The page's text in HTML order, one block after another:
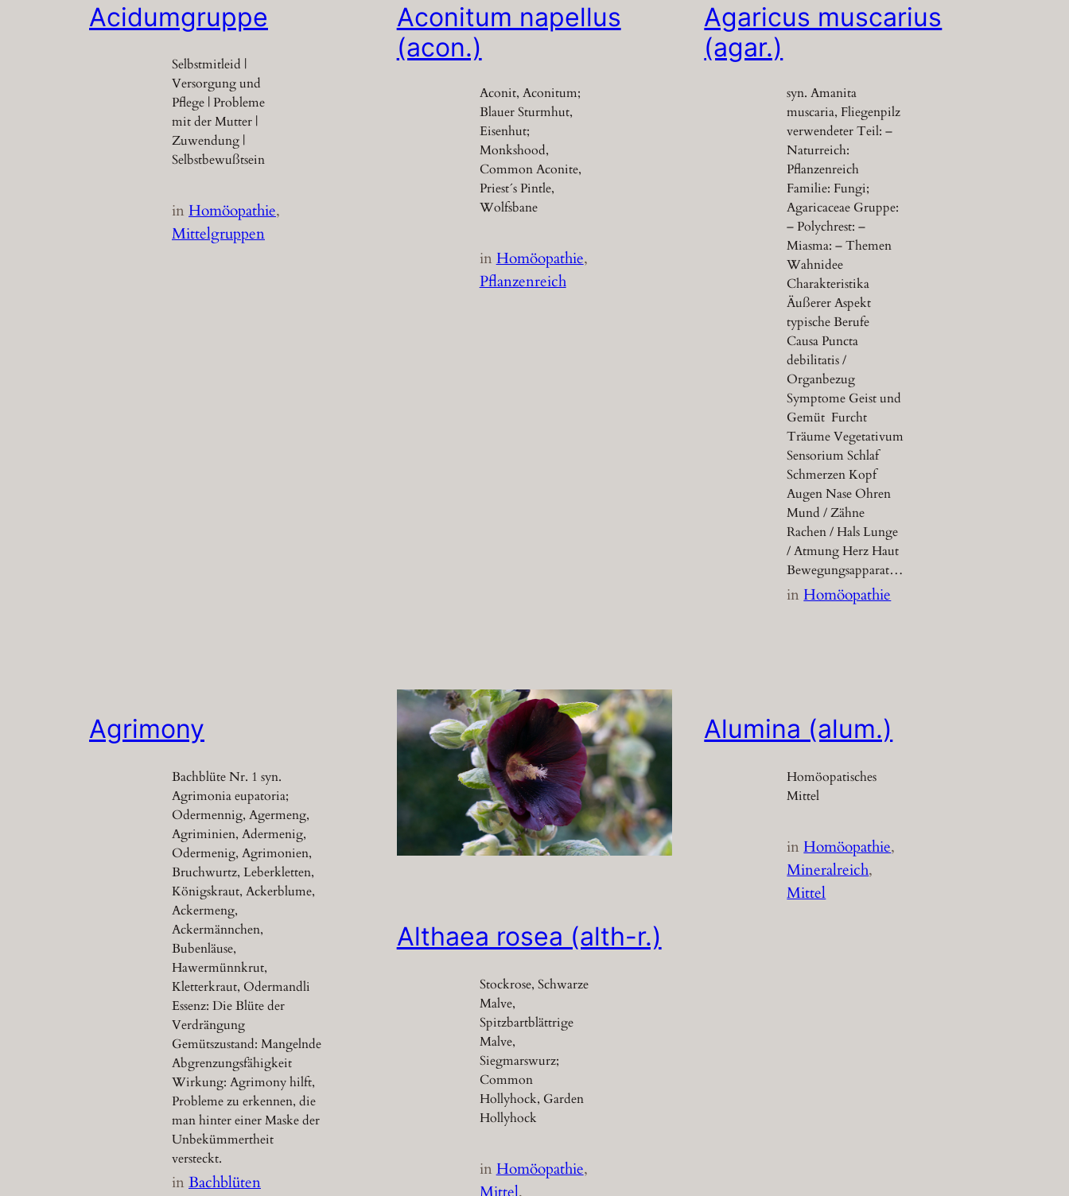
Acidumgruppe
Selbstmitleid |
Versorgung und
Pflege | Probleme
mit der Mutter |
Zuwendung |
Selbstbewußtsein
inHomöopathie
Mittelgruppen
Aconitum napellus
(acon.)
Aconit, Aconitum;
Blauer Sturmhut,
Eisenhut;
Monkshood,
Common Aconite,
Priest´s Pintle,
Wolfsbane
inHomöopathie
Pflanzenreich
Agaricus muscarius
(agar.)
syn. Amanita
muscaria, Fliegenpilz
verwendeter Teil: –
Naturreich:
Pflanzenreich
Familie: Fungi;
Agaricaceae Gruppe:
– Polychrest: –
Miasma: – Themen
Wahnidee
Charakteristika
Äußerer Aspekt
typische Berufe
Causa Puncta
debilitatis /
Organbezug
Symptome Geist und
Gemüt Furcht
Träume Vegetativum
Sensorium Schlaf
Schmerzen Kopf
Augen Nase Ohren
Mund / Zähne
Rachen / Hals Lunge
/ Atmung Herz Haut
Bewegungsapparat…
inHomöopathie
Agrimony
Bachblüte Nr. 1 syn.
Agrimonia eupatoria;
Odermennig, Agermeng,
Agriminien, Adermenig,
Odermenig, Agrimonien,
Bruchwurtz, Leberkletten,
Königskraut, Ackerblume,
Ackermeng,
Ackermännchen,
Bubenläuse,
Hawermünnkrut,
Kletterkraut, Odermandli
Essenz: Die Blüte der
Verdrängung
Gemütszustand: Mangelnde
Abgrenzungsfähigkeit
Wirkung: Agrimony hilft,
Probleme zu erkennen, die
man hinter einer Maske der
Unbekümmertheit
versteckt.
inBachblüten
Althaea rosea (alth-r.)
Stockrose, Schwarze
Malve,
Spitzbartblättrige
Malve,
Siegmarswurz;
Common
Hollyhock, Garden
Hollyhock
inHomöopathie
Alumina (alum.)
Homöopatisches
Mittel
inHomöopathie
Mineralreich
Mittel